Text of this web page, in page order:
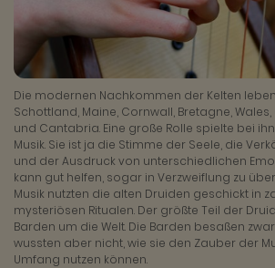
Die modernen Nachkommen der Kelten
Schottland, Maine, Cornwall, Bretagne,
und Cantabria. Eine große Rolle spielte bei
Musik. Sie ist ja die Stimme der Seele, die
und der Ausdruck von unterschiedlichen
kann gut helfen, sogar in Verzweiflung zu
Musik nutzten die alten Druiden geschickt in
mysteriösen Ritualen. Der größte Teil der
Barden um die Welt. Die Barden besaßen
wussten aber nicht, wie sie den Zauber der
Umfang nutzen können.